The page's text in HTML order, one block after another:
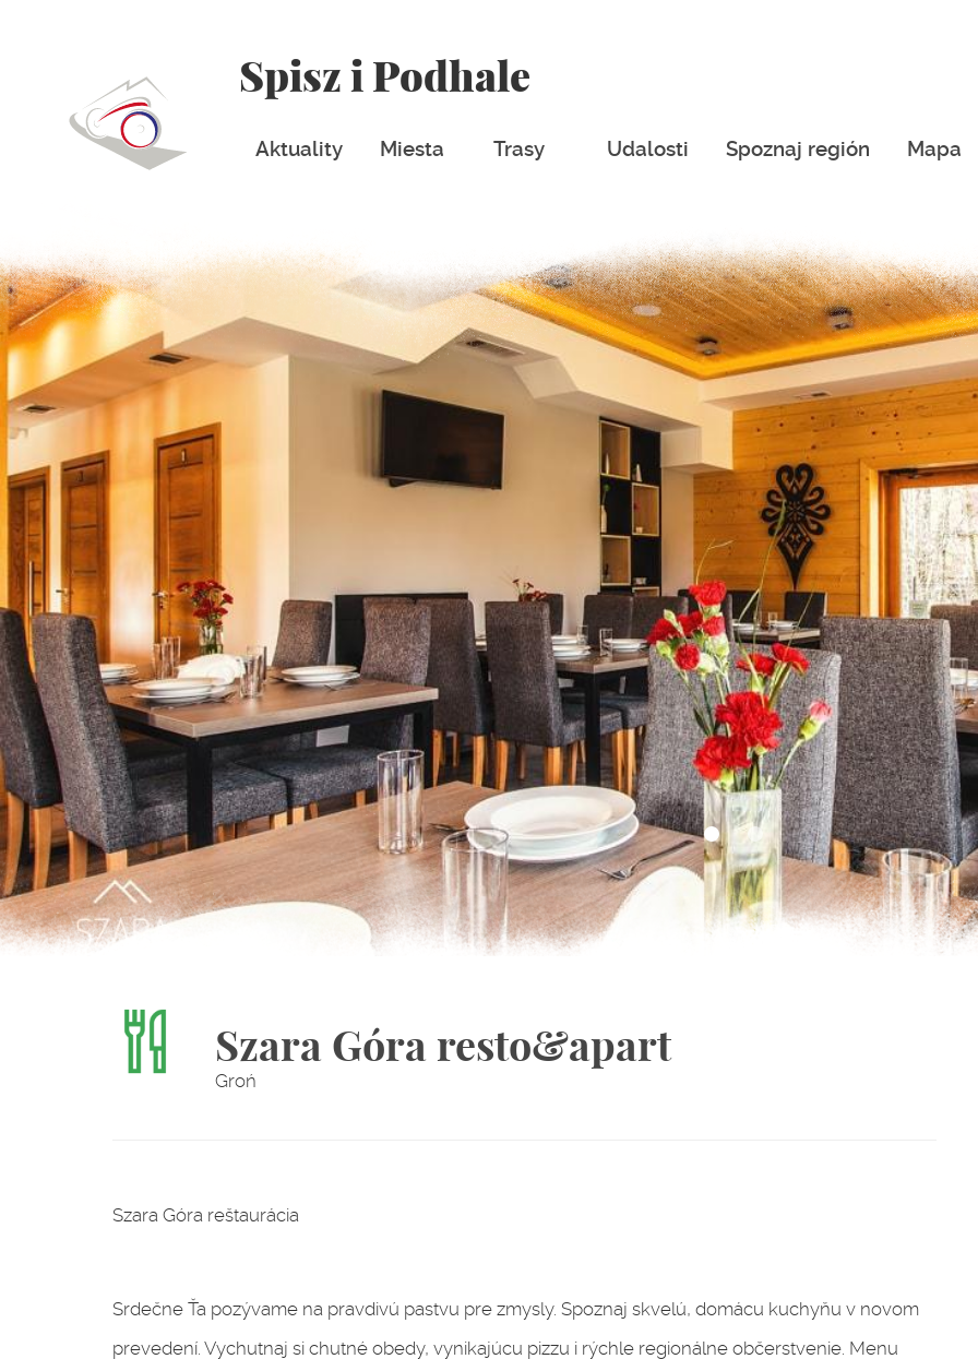
Spisz i Podhale
Aktuality Miesta Trasy Udalosti Spoznaj región Mapa
Szara Góra resto&apart
Groń
Szara Góra reštaurácia
Srdečne Ťa pozývame na pravdivú pastvu pre zmysly. Spoznaj skvelú, domácu kuchyňu v novom
prevedení. Vychutnaj si chutné obedy, vynikajúcu pizzu i rýchle regionálne občerstvenie. Menu